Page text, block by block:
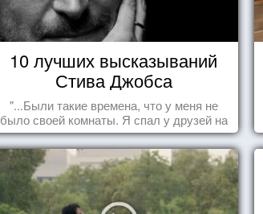
10 лучших высказываний
Стива Джобса
"...Были такие времена, что у меня не
было своей комнаты. Я спал у друзей на
полу, а для того, чтобы купить еды -
сдавал бутылки из под кока-колы"